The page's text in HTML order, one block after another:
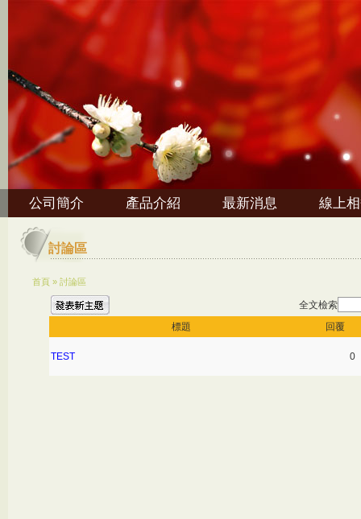
公司簡介 產品介紹 最新消息 線上
討論區
首頁 » 討論區
全文檢索
標題
回覆
TEST 0